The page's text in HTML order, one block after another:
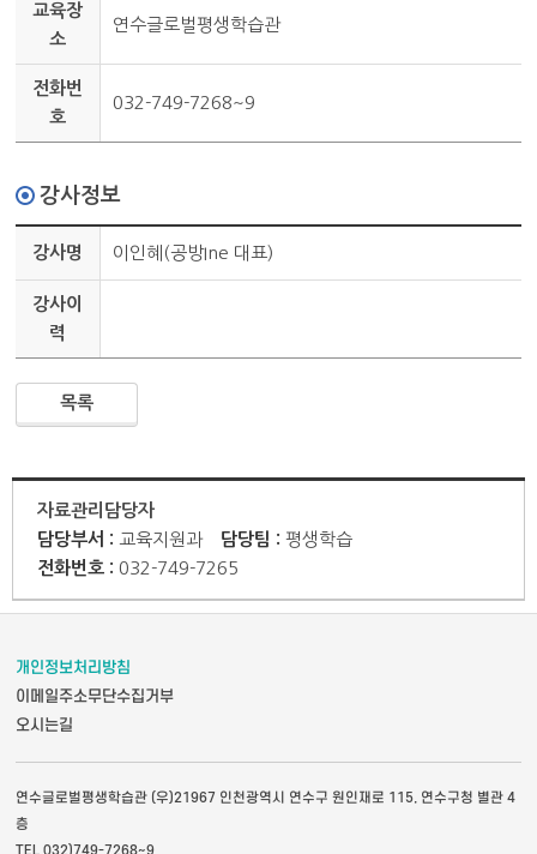
교육장
소
연수글로벌평생학습관
전화번
호
032-749-7268~9
강사정보
강사명 이인혜(공방Ine 대표)
강사이
력
목록
자료관리담당자
담당부서 : 교육지원과 담당팀 : 평생학습
전화번호 : 032-749-7265
개인정보처리방침
이메일주소무단수집거부
오시는길
연수글로벌평생학습관 (우)21967 인천광역시 연수구 원인재로 115, 연수구청 별관 4
층